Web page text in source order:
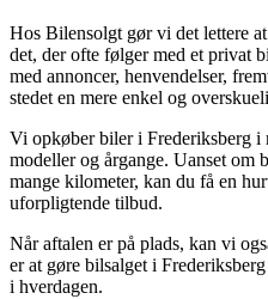
Hos Bilensolgt gør vi det lettere
det, der ofte følger med et privat
med annoncer, henvendelser,
stedet en mere enkel og
Vi opkøber biler i Frederiksberg i
modeller og årgange. Uanset om
mange kilometer, kan du få en
uforpligtende tilbud.
Når aftalen er på plads, kan vi
er at gøre bilsalget i
i hverdagen.